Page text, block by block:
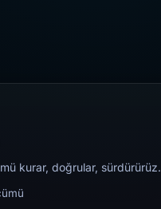
kurar, doğrular, sürdürürüz.